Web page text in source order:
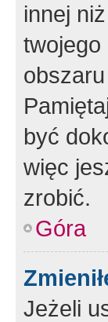
innej
twojego
być
więc
zrobić.
Góra
Jeżeli